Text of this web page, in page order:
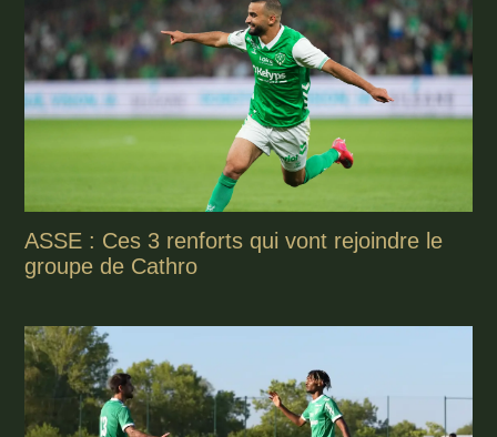
ASSE : Ces 3 renforts qui vont rejoindre le
groupe de Cathro